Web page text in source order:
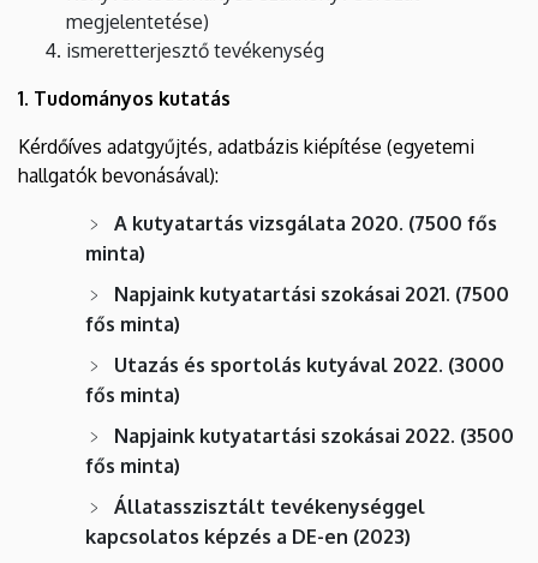
megjelentetése)
ismeretterjesztő tevékenység
1. Tudományos kutatás
Kérdőíves adatgyűjtés, adatbázis kiépítése (egyetemi
hallgatók bevonásával):
A kutyatartás vizsgálata 2020. (7500 fős
minta)
Napjaink kutyatartási szokásai 2021. (7500
fős minta)
Utazás és sportolás kutyával 2022. (3000
fős minta)
Napjaink kutyatartási szokásai 2022. (3500
fős minta)
Állatasszisztált tevékenységgel
kapcsolatos képzés a DE-en (2023)